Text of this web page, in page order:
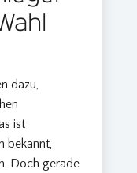
dazu,
ist
bekannt,
Doch gerade